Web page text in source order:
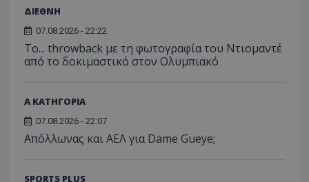
ΔΙΕΘΝΗ
07.08.2026 - 22:22
Το... throwback με τη φωτογραφία του Ντιομαντέ
από το δοκιμαστικό στον Ολυμπιακό
Α ΚΑΤΗΓΟΡΙΑ
07.08.2026 - 22:07
Απόλλωνας και ΑΕΛ για Dame Gueye;
SPORTS PLUS